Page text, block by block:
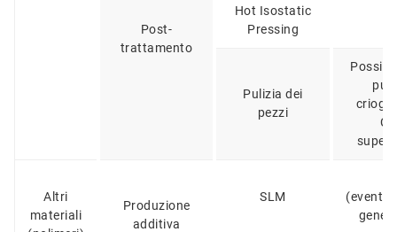
Post-
trattamento
Hot Isostatic
Pressing
Pulizia dei
pezzi
Altri
materiali
Produzione
additiva
SLM